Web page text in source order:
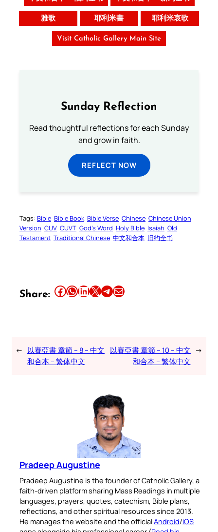
雅歌 耶利米書 耶利米哀歌
Visit Catholic Gallery Main Site
Sunday Reflection
Read thoughtful reflections for each Sunday
and grow in faith.
REFLECT NOW
Tags: Bible Bible Book Bible Verse Chinese Chinese Union
Version CUV CUVT God’s Word Holy Bible Isaiah Old
Testament Traditional Chinese 中文和合本 旧约全书
Share: Share this article on Facebook Share this article on WhatsApp Share this article on LinkedIn Share this article on X Share this article on TelegramEmail this Article
← 以賽亞書 章節 – 8 – 中文
和合本 – 繁体中文
以賽亞書 章節 – 10 – 中文
和合本 – 繁体中文
→
Pradeep Augustine
Pradeep Augustine is the founder of Catholic Gallery, a
faith-driven platform sharing Mass Readings in multiple
languages, prayers, quotes, catechism, Bible plans,
reflections, and other spiritual resources since 2013.
He manages the website and the officialAndroid/iOS